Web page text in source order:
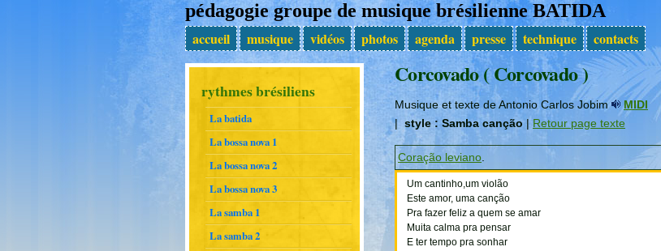
pédagogie groupe de musique brésilienne BATIDA
accueil musique vidéos photos agenda presse technique contacts
Corcovado ( Corcovado )
Musique et texte de Antonio Carlos Jobim
MIDI
| style : Samba canção| Retour page texte
Coração leviano
Um cantinho,um violão
Este amor, uma canção
Pra fazer feliz a quem se amar
Muita calma pra pensar
E ter tempo pra sonhar
rythmes brésiliens
La batida
La bossa nova 1
La bossa nova 2
La bossa nova 3
La samba 1
La samba 2